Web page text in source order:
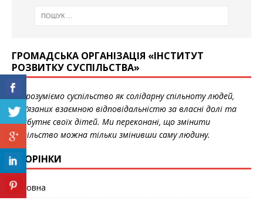
ГРОМАДСЬКА ОРГАНІЗАЦІЯ «ІНСТИТУТ
РОЗВИТКУ СУСПІЛЬСТВА»
Ми розуміємо суспільство як солідарну спільноту людей,
пов’язаних взаємною відповідальністю за власні долі та
майбутнє своїх дітей. Ми переконані, що змінити
суспільство можна тільки змінивши саму людину.
СТОРІНКИ
Головна